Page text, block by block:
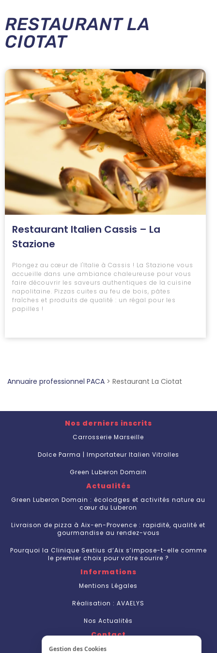
Gestion des Cookies
RESTAURANT LA
CIOTAT
Restaurant Italien Cassis – La
Stazione
Plongez au cœur de l'Italie à Cassis ! La Stazione vous
accueille dans une ambiance chaleureuse pour vous
faire découvrir les saveurs authentiques de la cuisine
napolitaine. Pizzas cuites au feu de bois, pâtes
fraîches et produits de qualité : un régal pour les
papilles !
Annuaire professionnel PACA > Restaurant La Ciotat
Nos derniers inscrits
Carrosserie Marseille
Dolce Parma | Importateur Italien Vitrolles
Green Luberon Domain
Actualités
Green Luberon Domain : écolodges et activités nature au
cœur du Luberon
Livraison de pizza à Aix-en-Provence : rapidité, qualité et
gourmandise au rendez-vous
Pourquoi la Clinique Sextius d’Aix s’impose-t-elle comme
le premier choix pour votre sourire ?
Informations
Mentions Légales
Réalisation : AVAELYS
Nos Actualités
Contact
Nous Contacter